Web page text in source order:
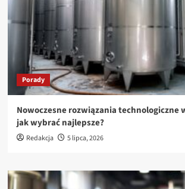
Porady
Nowoczesne rozwiązania technologiczne
jak wybrać najlepsze?
Redakcja 5 lipca, 2026